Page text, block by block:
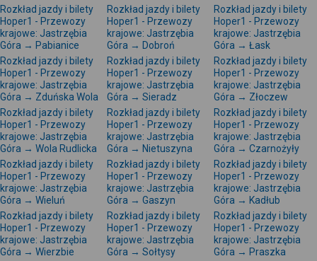
Rozkład jazdy i bilety
Hoper1 - Przewozy
krajowe: Jastrzębia
Góra → Pabianice
Rozkład jazdy i bilety
Hoper1 - Przewozy
krajowe: Jastrzębia
Góra → Dobroń
Rozkład jazdy i bilety
Hoper1 - Przewozy
krajowe: Jastrzębia
Góra → Łask
Rozkład jazdy i bilety
Hoper1 - Przewozy
krajowe: Jastrzębia
Góra → Zduńska Wola
Rozkład jazdy i bilety
Hoper1 - Przewozy
krajowe: Jastrzębia
Góra → Sieradz
Rozkład jazdy i bilety
Hoper1 - Przewozy
krajowe: Jastrzębia
Góra → Złoczew
Rozkład jazdy i bilety
Hoper1 - Przewozy
krajowe: Jastrzębia
Góra → Wola Rudlicka
Rozkład jazdy i bilety
Hoper1 - Przewozy
krajowe: Jastrzębia
Góra → Nietuszyna
Rozkład jazdy i bilety
Hoper1 - Przewozy
krajowe: Jastrzębia
Góra → Czarnożyły
Rozkład jazdy i bilety
Hoper1 - Przewozy
krajowe: Jastrzębia
Góra → Wieluń
Rozkład jazdy i bilety
Hoper1 - Przewozy
krajowe: Jastrzębia
Góra → Gaszyn
Rozkład jazdy i bilety
Hoper1 - Przewozy
krajowe: Jastrzębia
Góra → Kadłub
Rozkład jazdy i bilety
Hoper1 - Przewozy
krajowe: Jastrzębia
Góra → Wierzbie
Rozkład jazdy i bilety
Hoper1 - Przewozy
krajowe: Jastrzębia
Góra → Sołtysy
Rozkład jazdy i bilety
Hoper1 - Przewozy
krajowe: Jastrzębia
Góra → Praszka